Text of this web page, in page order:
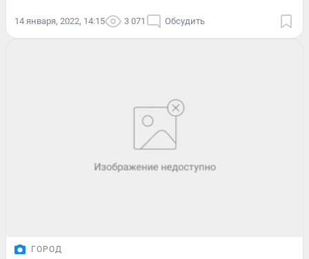
14 января, 2022, 14:15 3 071 Обсудить
ГОРОД